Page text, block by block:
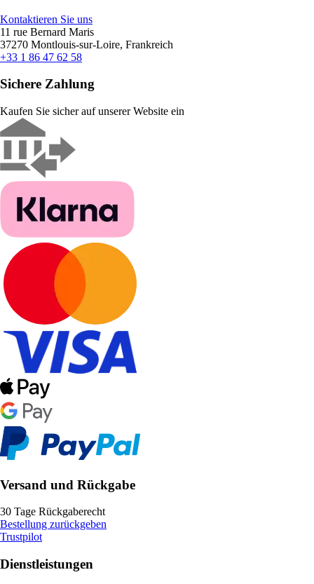
Kontaktieren Sie uns
11 rue Bernard Maris
37270 Montlouis-sur-Loire, Frankreich
+33 1 86 47 62 58
Sichere Zahlung
Kaufen Sie sicher auf unserer Website ein
Versand und Rückgabe
30 Tage Rückgaberecht
Bestellung zurückgeben
Trustpilot
Dienstleistungen